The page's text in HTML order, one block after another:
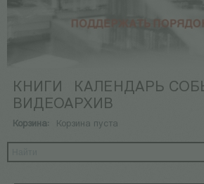
КНИГИ
КАЛЕНДАРЬ
ВИДЕОАРХИВ
Корзина: Корзина пуста